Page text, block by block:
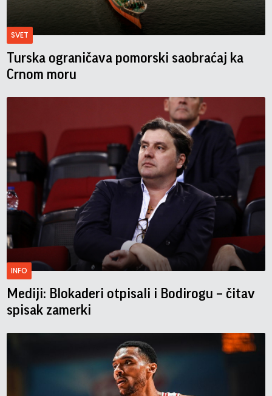
SVET
Turska ograničava pomorski saobraćaj ka
Crnom moru
INFO
Mediji: Blokaderi otpisali i Bodirogu – čitav
spisak zamerki